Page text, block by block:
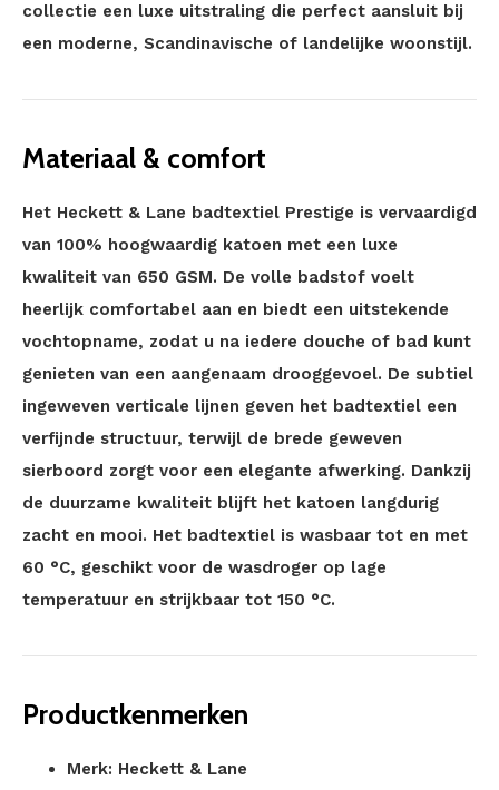
collectie een luxe uitstraling die perfect aansluit bij
een moderne, Scandinavische of landelijke woonstijl.
Materiaal & comfort
Het Heckett & Lane badtextiel Prestige is vervaardigd
van 100% hoogwaardig katoen met een luxe
kwaliteit van 650 GSM. De volle badstof voelt
heerlijk comfortabel aan en biedt een uitstekende
vochtopname, zodat u na iedere douche of bad kunt
genieten van een aangenaam drooggevoel. De subtiel
ingeweven verticale lijnen geven het badtextiel een
verfijnde structuur, terwijl de brede geweven
sierboord zorgt voor een elegante afwerking. Dankzij
de duurzame kwaliteit blijft het katoen langdurig
zacht en mooi. Het badtextiel is wasbaar tot en met
60 °C, geschikt voor de wasdroger op lage
temperatuur en strijkbaar tot 150 °C.
Productkenmerken
Merk: Heckett & Lane